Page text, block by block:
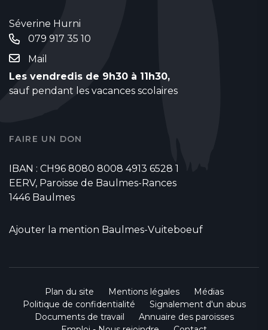
Séverine Hurni
079 917 35 10
Mail
Les vendredis de 9h30 à 11h30,
sauf pendant les vacances scolaires
FAIRE UN DON
IBAN : CH96 8080 8008 4913 6528 1
EERV, Paroisse de Baulmes-Rances
1446 Baulmes
Ajouter la mention Baulmes-Vuiteboeuf
Plan du site Mentions légales
Médias
Politique de confidentialité
Signalement d'un abus
Documents de travail
Annuaire des paroisses